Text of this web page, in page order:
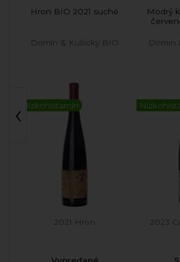
Hron BIO 2021 suché
Domin & Kušický BIO
Nízkohistamín
2021 Hron
Modrý
Domin
2023
‹